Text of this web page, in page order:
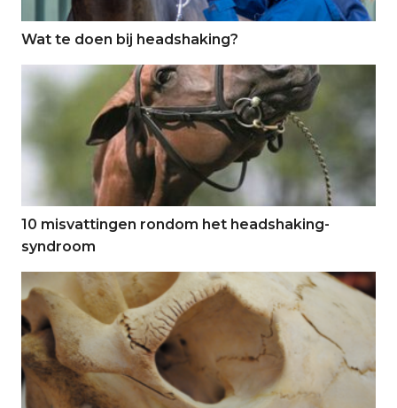
Wat te doen bij headshaking?
10 misvattingen rondom het headshaking-syndroom
10 misvattingen rondom het headshaking-
syndroom
Wat veroorzaakt headshaking?